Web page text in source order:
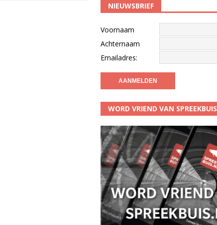
NIEUWSBRIEF
Voornaam
Achternaam
Emailadres:
WORD VRIEND VAN SPREEKBUIS